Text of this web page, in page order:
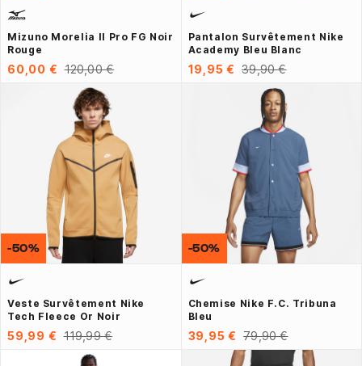
Mizuno Morelia II Pro FG Noir
Rouge
60,00 € 120,00 €
Pantalon Survêtement Nike
Academy Bleu Blanc
19,95 € 39,90 €
Veste Survêtement Nike
Tech Fleece Or Noir
59,99 € 119,99 €
-50%
Chemise Nike F.C. Tribuna
Bleu
39,95 € 79,90 €
-50%